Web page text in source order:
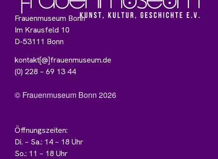
Frauenmuseum Bonn
Im Krausfeld 10
D-53111 Bonn
kontakt[@]frauenmuseum.de
(0) 228 – 69 13 44
© Frauenmuseum Bonn 2026
Öffnungszeiten:
Di. – Sa.: 14 – 18 Uhr
So.: 11 – 18 Uhr